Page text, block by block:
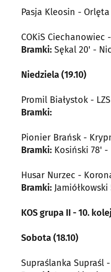
Pasja Kleosin - Orlęta
COKiS Ciechanowiec
Bramki: Sękal 20' -
Niedziela (19.10)
Promil Białystok -
Bramki:
Pionier Brańsk -
Bramki: Kosiński 78' -
Husar Nurzec -
Bramki: Jamiółkowski
KOS grupa II - 10.
Sobota (18.10)
Supraślanka Supraśl